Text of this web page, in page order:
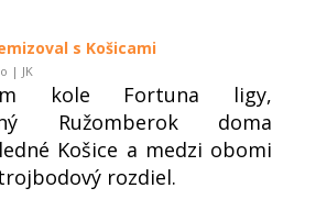
s Košicami
| JK
kole Fortuna ligy,
Ružomberok doma
Košice a medzi obomi
rozdiel.